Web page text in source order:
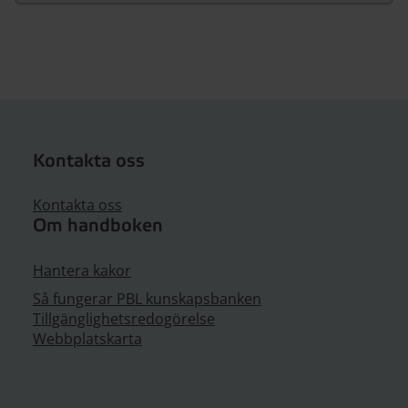
Kontakta oss
Kontakta oss
Om handboken
Hantera kakor
Så fungerar PBL kunskapsbanken
Tillgänglighetsredogörelse
Webbplatskarta